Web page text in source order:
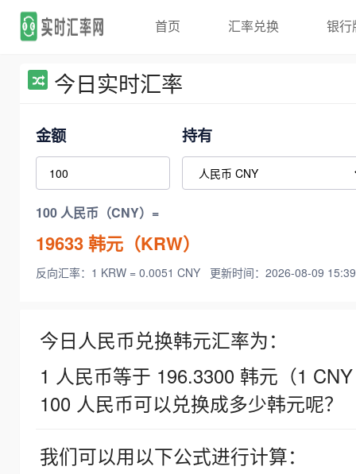
首页 汇率兑换 银行
今日实时汇率
金额 持有
100 人民币（CNY）=
19633韩元（KRW）
反向汇率：1 KRW = 0.0051 CNY 更新时间：2026-08-09
今日人民币兑换韩元汇率为：
1 人民币等于 196.3300 韩元（1
100 人民币可以兑换成多少韩元呢？
我们可以用以下公式进行计算：